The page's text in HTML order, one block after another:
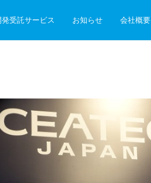
受託サービス お知らせ 会社概要